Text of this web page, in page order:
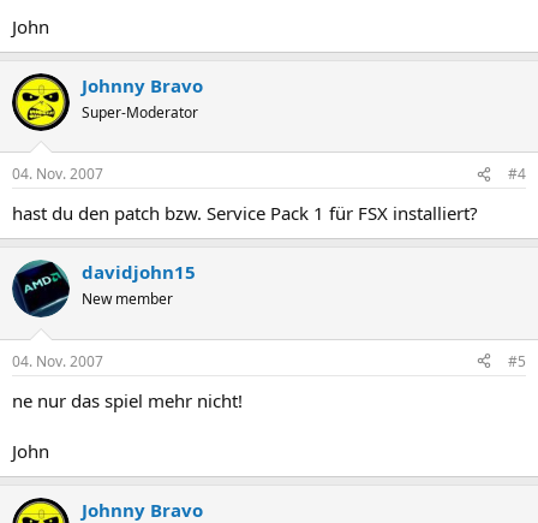
John
Johnny Bravo
Super-Moderator
04. Nov. 2007 #4
hast du den patch bzw. Service Pack 1 für FSX installiert?
davidjohn15
New member
04. Nov. 2007 #5
ne nur das spiel mehr nicht!
John
Johnny Bravo